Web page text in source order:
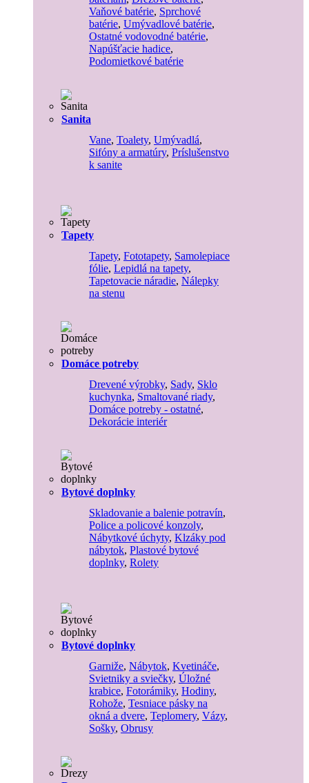
Vaňové batérie, Sprchové
batérie, Umývadlové batérie,
Ostatné vodovodné batérie,
Napúšťacie hadice,
Podomietkové batérie
Sanita
Vane, Toalety, Umývadlá,
Sifóny a armatúry, Príslušenstvo
k sanite
Tapety
Tapety, Fototapety, Samolepiace
fólie, Lepidlá na tapety,
Tapetovacie náradie, Nálepky
na stenu
Domáce potreby
Drevené výrobky, Sady, Sklo
kuchynka, Smaltované riady,
Domáce potreby - ostatné,
Dekorácie interiér
Bytové doplnky
Skladovanie a balenie potravín,
Police a policové konzoly,
Nábytkové úchyty, Klzáky pod
nábytok, Plastové bytové
doplnky, Rolety
Bytové doplnky
Garniže, Nábytok, Kvetináče,
Svietniky a sviečky, Úložné
krabice, Fotorámiky, Hodiny,
Rohože, Tesniace pásky na
okná a dvere, Teplomery, Vázy,
Sošky, Obrusy